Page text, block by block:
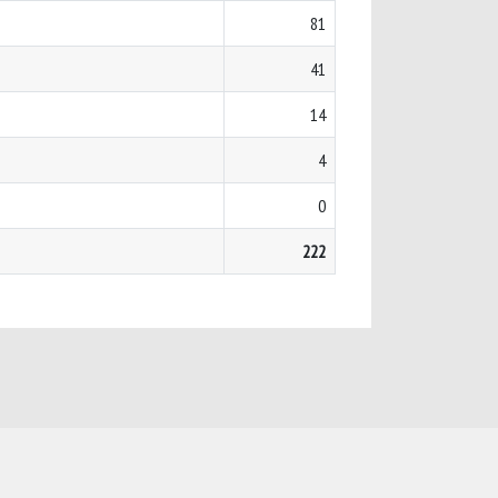
81
41
14
4
0
222